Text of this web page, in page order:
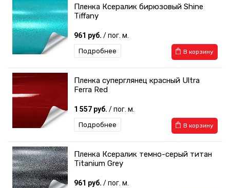
Пленка Ксералик бирюзовый Shine
Tiffany
961 руб. / пог. м.
В корзину
Подробнее
Пленка суперглянец красный Ultra
Ferra Red
1 557 руб. / пог. м.
В корзину
Подробнее
Пленка Ксералик темно-серый титан
Titanium Grey
961 руб. / пог. м.